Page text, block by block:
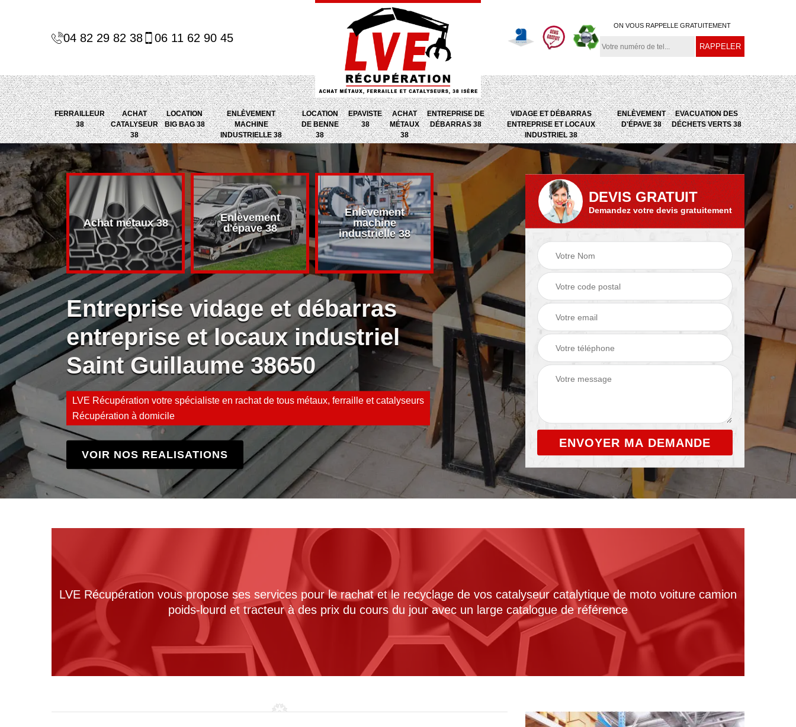
04 82 29 82 38 06 11 62 90 45
ON VOUS RAPPELLE GRATUITEMENT
FERRAILLEUR
38
ACHAT
CATALYSEUR
38
LOCATION
BIG BAG 38
ENLÈVEMENT
MACHINE
INDUSTRIELLE 38
LOCATION
DE BENNE
38
EPAVISTE
38
ACHAT
MÉTAUX
38
ENTREPRISE DE
DÉBARRAS 38
VIDAGE ET DÉBARRAS
ENTREPRISE ET LOCAUX
INDUSTRIEL 38
ENLÈVEMENT
D'ÉPAVE 38
EVACUATION DES
DÉCHETS VERTS 38
38 Achat métaux 38
Enlèvement
d'épave 38
Enlèvement
machine
industrielle 38
Entreprise de
débarras 38
Epaviste 38
Evacuation des
déchets verts 38
Entreprise vidage et débarras
entreprise et locaux industriel
Saint Guillaume 38650
LVE Récupération votre spécialiste en rachat de tous métaux, ferraille et catalyseurs
Récupération à domicile
VOIR NOS REALISATIONS
DEVIS GRATUIT
Demandez votre devis gratuitement
LVE Récupération vous propose ses services pour le rachat et le recyclage de vos catalyseur catalytique de moto voiture camion
poids-lourd et tracteur à des prix du cours du jour avec un large catalogue de référence